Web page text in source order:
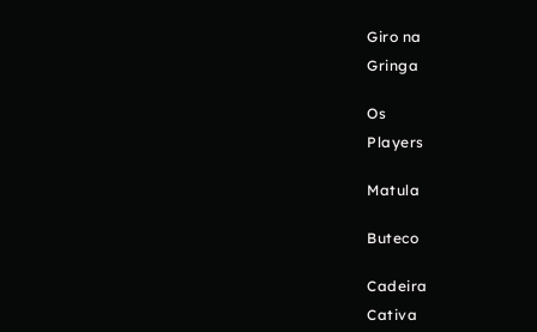
Giro na
Gringa
Os
Players
Matula
Buteco
Cadeira
Cativa